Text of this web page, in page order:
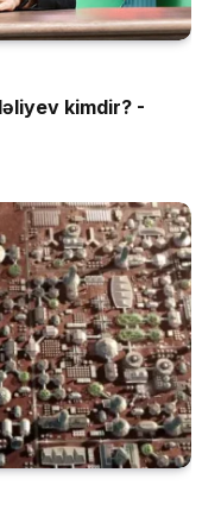
kimdir? -